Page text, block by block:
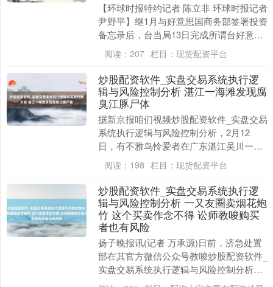
【环球时报特约记者 陈立非 环球时报记者
尹野平】继1月与好意思国商务部签署投资
备忘录后，台当局13日完成所谓台好意
思“平等交易协定”签署。协定琢磨进程不
透明，....
阅读： 207 栏目： 现货配资平台
炒股配资软件_实盘交易系统执行逻
辑与风险控制分析 湛江一海滩发现腐
臭江豚尸体
据新京报咱们视频炒股配资软件_实盘交易
系统执行逻辑与风险控制分析，2月12
日，有不雅鸟怜爱者在广东湛江吴川一海
滩发现疑似儒艮的动物尸体。发现者告诉
记者，尸体长度....
阅读： 198 栏目： 现货配资平台
炒股配资软件_实盘交易系统执行逻
辑与风险控制分析 一又友圈卖烟花炮
竹 这个买卖作念不得 讼师教唆购买
者也有风险
扬子晚报讯(记者 万承源)日前，济急处置
部在其官方微信公众号教唆炒股配资软件_
实盘交易系统执行逻辑与风险控制分析，
在微信群、一又友圈、直播平台等应答渠